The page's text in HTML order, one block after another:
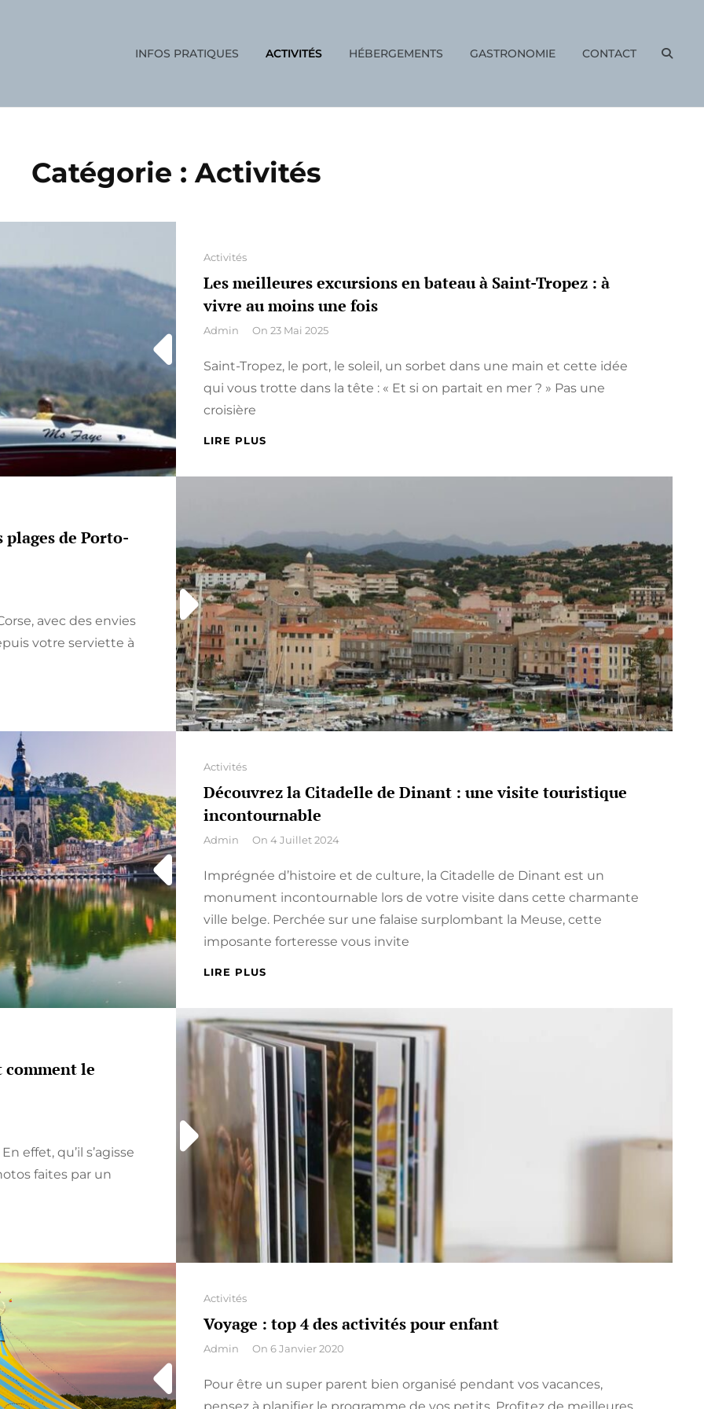
INFOS PRATIQUES ACTIVITÉS HÉBERGEMENTS GASTRONOMIE CONTACT
Catégorie :Activités
Categories
Activités
Les meilleures excursions en bateau à Saint-Tropez : à
vivre au moins une fois
By
Admin On 23 Mai 2025
Saint-Tropez, le port, le soleil, un sorbet dans une main et cette idée
qui vous trotte dans la tête : « Et si on partait en mer ? » Pas une
croisière
LIRE PLUS
TROPEZ
:
À
VIVRE
AU
MOINS
UNE
FOIS
de Porto-
avec des envies
votre serviette à
Categories
Activités
Découvrez la Citadelle de Dinant : une visite touristique
incontournable
By
Admin On 4 Juillet 2024
Imprégnée d’histoire et de culture, la Citadelle de Dinant est un
monument incontournable lors de votre visite dans cette charmante
ville belge. Perchée sur une falaise surplombant la Meuse, cette
imposante forteresse vous invite
LIRE PLUS
DE
DINANT
:
UNE
VISITE
TOURISTIQUE
INCONTOURNABLE
le
effet, qu’il s’agisse
faites par un
Categories
Activités
Voyage : top 4 des activités pour enfant
By
Admin On 6 Janvier 2020
Pour être un super parent bien organisé pendant vos vacances,